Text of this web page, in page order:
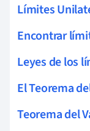
Límites
Encontrar
Leyes de los
El Teorema
Teorema del